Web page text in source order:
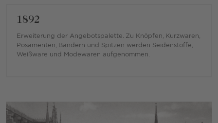
1892
Erweiterung der Angebotspalette. Zu Knöpfen, Kurzwaren,
Posamenten, Bändern und Spitzen werden Seidenstoffe,
Weißware und Modewaren aufgenommen.